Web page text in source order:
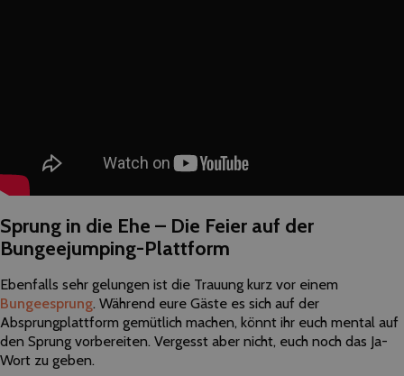
Sprung in die Ehe – Die Feier auf der
Bungeejumping-Plattform
Ebenfalls sehr gelungen ist die Trauung kurz vor einem
Bungeesprung. Während eure Gäste es sich auf der
Absprungplattform gemütlich machen, könnt ihr euch mental auf
den Sprung vorbereiten. Vergesst aber nicht, euch noch das Ja-
Wort zu geben.